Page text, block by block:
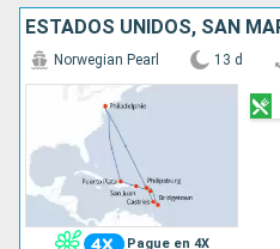
Pague en 4X
Norwegian Pearl 13 d